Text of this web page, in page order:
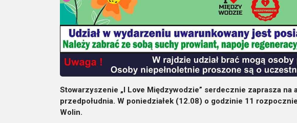
Stowarzyszenie „I Love Międzywodzie” serdecznie zaprasza na
przedpołudnia. W poniedziałek (12.08) o godzinie 11
Wolin.